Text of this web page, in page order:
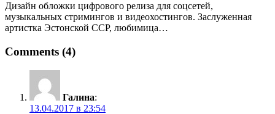
Дизайн обложки цифрового релиза для соцсетей,
музыкальных стримингов и видеохостингов. Заслуженная
артистка Эстонской ССР, любимица…
Comments (4)
Галина:
13.04.2017 в 23:54